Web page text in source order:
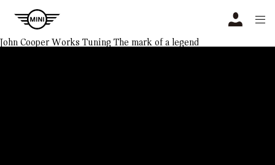
John Cooper Works Tuning The mark of a legend